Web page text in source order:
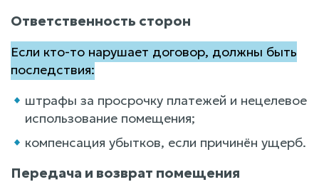
Ответственность сторон
Если кто-то нарушает договор, должны быть
последствия:
штрафы за просрочку платежей и нецелевое
использование помещения;
компенсация убытков, если причинён ущерб.
Передача и возврат помещения